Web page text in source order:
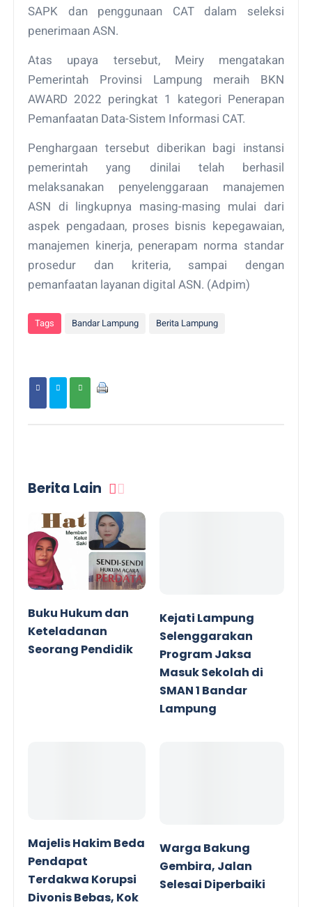
SAPK dan penggunaan CAT dalam seleksi
penerimaan ASN.
Atas upaya tersebut, Meiry mengatakan
Pemerintah Provinsi Lampung meraih BKN
AWARD 2022 peringkat 1 kategori Penerapan
Pemanfaatan Data-Sistem Informasi CAT.
Penghargaan tersebut diberikan bagi instansi
pemerintah yang dinilai telah berhasil
melaksanakan penyelenggaraan manajemen
ASN di lingkupnya masing-masing mulai dari
aspek pengadaan, proses bisnis kepegawaian,
manajemen kinerja, penerapam norma standar
prosedur dan kriteria, sampai dengan
pemanfaatan layanan digital ASN. (Adpim)
Tags Bandar Lampung Berita Lampung
Berita Lain
Buku Hukum dan
Keteladanan
Seorang Pendidik
Kejati Lampung
Selenggarakan
Program Jaksa
Masuk Sekolah di
SMAN 1 Bandar
Lampung
Majelis Hakim Beda
Pendapat
Terdakwa Korupsi
Divonis Bebas, Kok
Warga Bakung
Gembira, Jalan
Selesai Diperbaiki